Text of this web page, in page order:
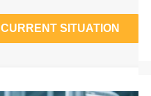
CURRENT SITUATION